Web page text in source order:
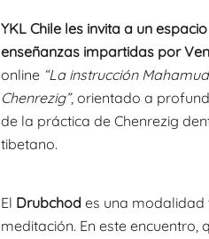
YKL Chile les invita a un
enseñanzas impartidas por
online “La instrucción
Chenrezig”, orientado a
de la práctica de Chenrezig
tibetano.
El Drubchod es una modalidad
meditación. En este encuentro,